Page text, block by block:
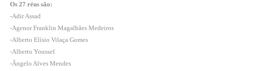
Os 27 réus são:
-Adir Assad
-Agenor Franklin Magalhães Medeiros
-Alberto Elísio Vilaça Gomes
-Alberto Youssef
-Ângelo Alves Mendes